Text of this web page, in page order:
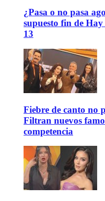
¿Pasa o no pasa
supuesto fin de
13
Fiebre de canto no
Filtran nuevos
competencia